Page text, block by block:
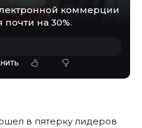
коммерции
на 30%.
в пятерку лидеров